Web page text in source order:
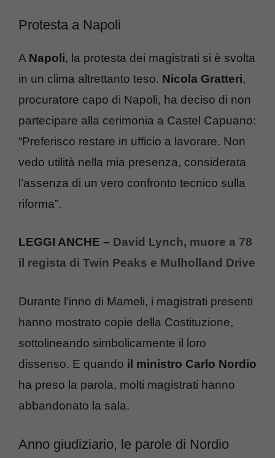
Protesta a Napoli
A Napoli, la protesta dei magistrati si è svolta
in un clima altrettanto teso. Nicola Gratteri,
procuratore capo di Napoli, ha deciso di non
partecipare alla cerimonia a Castel Capuano:
“Preferisco restare in ufficio a lavorare. Non
vedo utilità nella mia presenza, considerata
l’assenza di un vero confronto tecnico sulla
riforma”.
LEGGI ANCHE – David Lynch, muore a 78
il regista di Twin Peaks e Mulholland Drive
Durante l’inno di Mameli, i magistrati presenti
hanno mostrato copie della Costituzione,
sottolineando simbolicamente il loro
dissenso. E quando il ministro Carlo Nordio
ha preso la parola, molti magistrati hanno
abbandonato la sala.
Anno giudiziario, le parole di Nordio